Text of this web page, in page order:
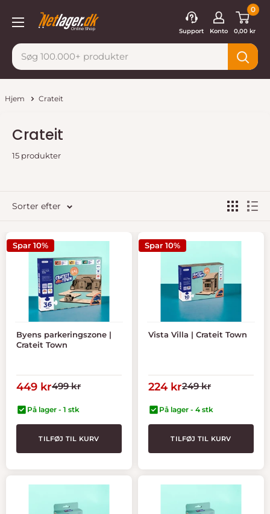
Netlager
Support Konto
0
0,00 kr
Hjem Crateit
Crateit
15 produkter
Sorter efter
Spar 10%
Byens parkeringszone |
Crateit Town
Tilbudspris
449 krNormal
499 kr
På lager - 1 stk
TILFØJ TIL KURV
Spar 10%
Vista Villa | Crateit Town
Tilbudspris
224 krNormal
249 kr
På lager - 4 stk
TILFØJ TIL KURV